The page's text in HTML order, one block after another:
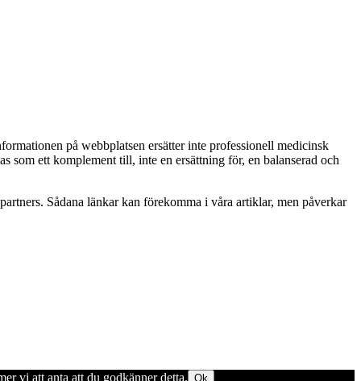
på webbplatsen ersätter inte professionell medicinsk
ett komplement till, inte en ersättning för, en balanserad och
Sådana länkar kan förekomma i våra artiklar, men påverkar
vi att anta att du godkänner detta. Ok